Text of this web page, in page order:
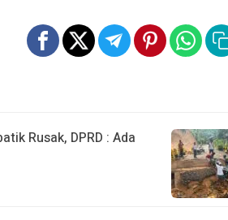
Rusak, DPRD : Ada